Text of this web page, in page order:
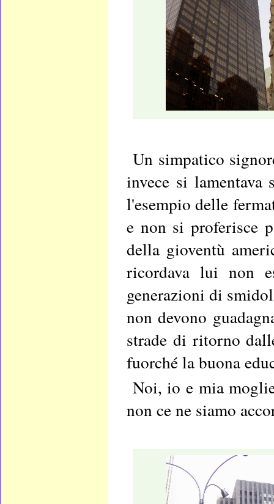
Un simpatico
invece si lamentava
l'esempio delle
e non si proferisce
della gioventù
ricordava lui non
generazioni di
non devono
strade di ritorno
fuorché la buona
Noi, io e mia
non ce ne siamo